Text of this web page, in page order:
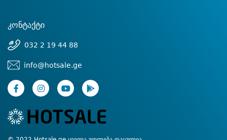
კონტაქტი
032 2 19 44 88
info@hotsale.ge